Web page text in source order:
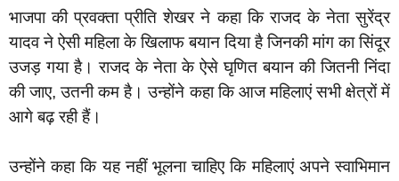
‎भाजपा की प्रवक्ता प्रीति शेखर ने कहा कि राजद के नेता सुरेंद्र
यादव ने ऐसी महिला के खिलाफ बयान दिया है जिनकी मांग का सिंदूर
उजड़ गया है। राजद के नेता के ऐसे घृणित बयान की जितनी निंदा
की जाए, उतनी कम है। उन्होंने कहा कि आज महिलाएं सभी क्षेत्रों में
आगे बढ़ रही हैं।
‎उन्होंने कहा कि यह नहीं भूलना चाहिए कि महिलाएं अपने स्वाभिमान